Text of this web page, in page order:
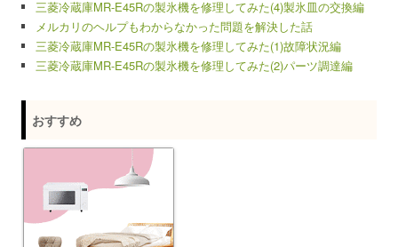
三菱冷蔵庫MR-E45Rの製氷機を修理してみた(4)製氷皿の交換編
メルカリのヘルプもわからなかった問題を解決した話
三菱冷蔵庫MR-E45Rの製氷機を修理してみた(1)故障状況編
三菱冷蔵庫MR-E45Rの製氷機を修理してみた(2)パーツ調達編
おすすめ